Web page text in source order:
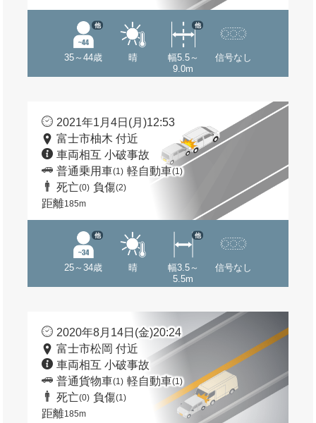
35～44歳
他
晴
幅5.5～
9.0m
他
信号なし
2021年1月4日(月)12:53
富士市柚木 付近
車両相互 小破事故
普通乗用車(1) 軽自動車(1)
死亡(0) 負傷(2)
距離185m
25～34歳
他
晴
幅3.5～
5.5m
他
信号なし
2020年8月14日(金)20:24
富士市松岡 付近
車両相互 小破事故
普通貨物車(1) 軽自動車(1)
死亡(0) 負傷(1)
距離185m